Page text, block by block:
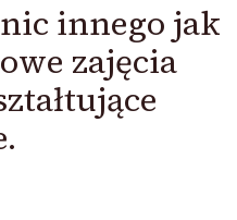
innego jak
zajęcia